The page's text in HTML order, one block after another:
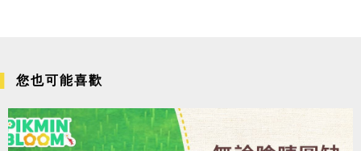
您也可能喜歡